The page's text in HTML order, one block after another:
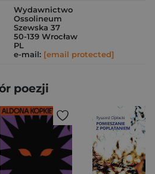
Wydawnictwo
Ossolineum
Szewska 37
50-139 Wrocław
PL
e-mail: [email protected]
poezji